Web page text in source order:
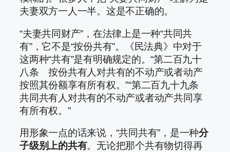
夫妻双方一人一半。这是不正确的。
“夫妻共同财产”，在法律上是一种“共同共
有”，它不是“按份共有”。《民法典》中对于
这两种“共有”是有明确规定的。“第二百九十
八条 按份共有人对共有的不动产或者动产
按照其份额享有所有权。”“第二百九十九条
共同共有人对共有的不动产或者动产共同享
有所有权。”
用形象一点的话来说，“共同共有”，是一种分
子级别上的共有。无论把那个共有物切得再